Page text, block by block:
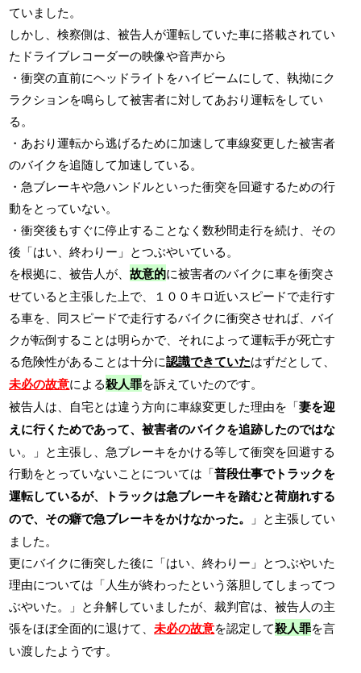
ていました。
しかし、検察側は、被告人が運転していた車に搭載されてい
たドライブレコーダーの映像や音声から
・衝突の直前にヘッドライトをハイビームにして、執拗にク
ラクションを鳴らして被害者に対してあおり運転をしてい
る。
・あおり運転から逃げるために加速して車線変更した被害者
のバイクを追随して加速している。
・急ブレーキや急ハンドルといった衝突を回避するための行
動をとっていない。
・衝突後もすぐに停止することなく数秒間走行を続け、その
後「はい、終わりー」とつぶやいている。
を根拠に、被告人が、故意的に被害者のバイクに車を衝突さ
せていると主張した上で、１００キロ近いスピードで走行す
る車を、同スピードで走行するバイクに衝突させれば、バイ
クが転倒することは明らかで、それによって運転手が死亡す
る危険性があることは十分に認識できていたはずだとして、
未必の故意による殺人罪を訴えていたのです。
被告人は、自宅とは違う方向に車線変更した理由を「妻を迎
えに行くためであって、被害者のバイクを追跡したのではな
い。」と主張し、急ブレーキをかける等して衝突を回避する
行動をとっていないことについては「普段仕事でトラックを
運転しているが、トラックは急ブレーキを踏むと荷崩れする
ので、その癖で急ブレーキをかけなかった。
」と主張してい
ました。
更にバイクに衝突した後に「はい、終わりー」とつぶやいた
理由については「人生が終わったという落胆してしまってつ
ぶやいた。」と弁解していましたが、裁判官は、被告人の主
張をほぼ全面的に退けて、未必の故意を認定して殺人罪を言
い渡したようです。